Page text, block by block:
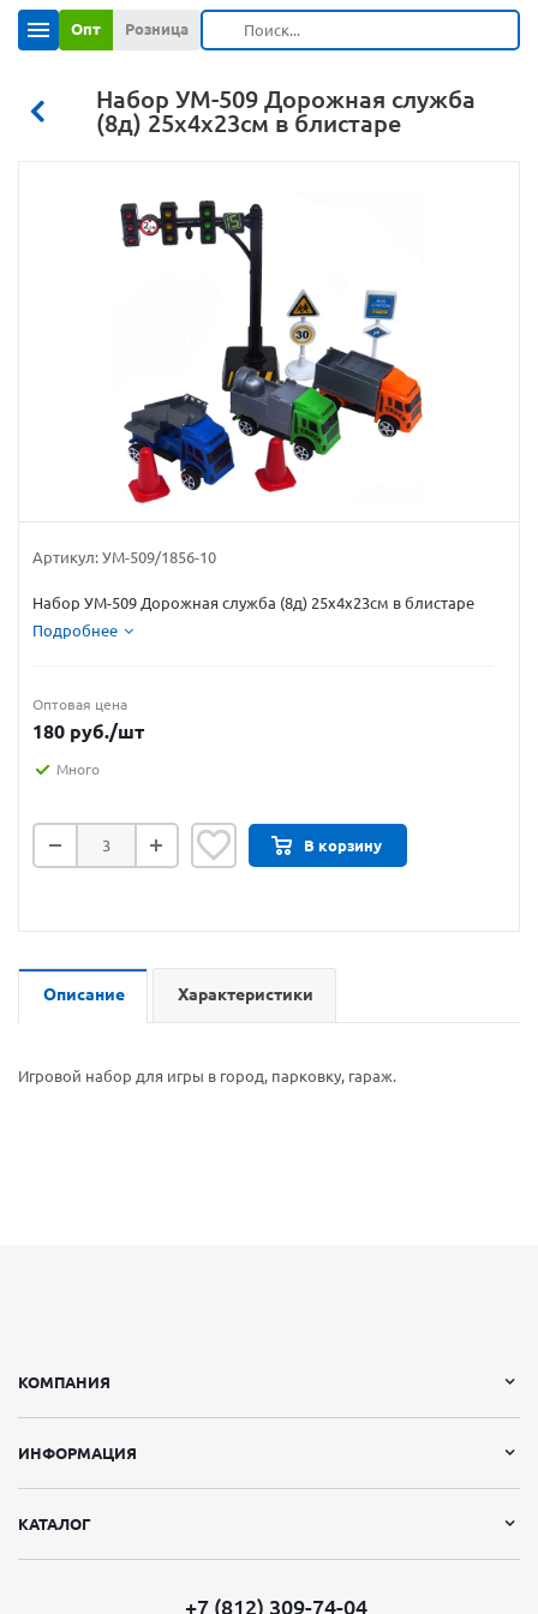
Опт Розница
Набор УМ-509 Дорожная служба
(8д) 25х4х23см в блистаре
Артикул: УМ-509/1856-10
Набор УМ-509 Дорожная служба (8д) 25х4х23см в блистаре
Подробнее
Оптовая цена
180 руб./шт
Много
В корзину
Описание Характеристики
Игровой набор для игры в город, парковку, гараж.
КОМПАНИЯ
ИНФОРМАЦИЯ
КАТАЛОГ
+7 (812) 309-74-04